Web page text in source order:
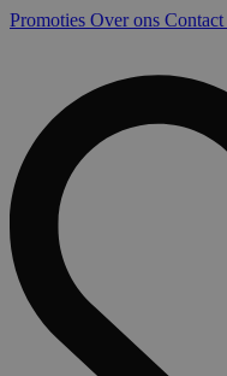
Promoties Over ons Contact